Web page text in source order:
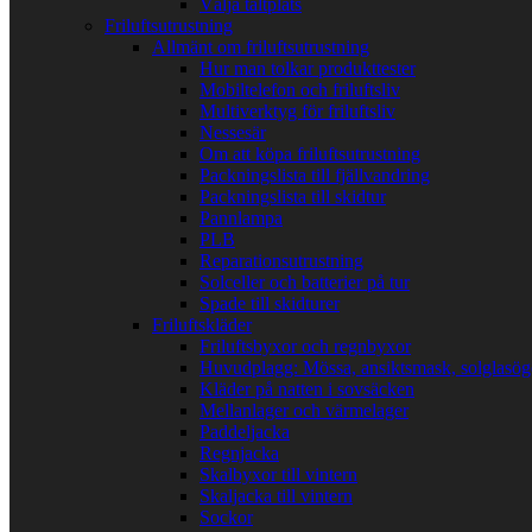
Välja tältplats
Friluftsutrustning
Allmänt om friluftsutrustning
Hur man tolkar produkttester
Mobiltelefon och friluftsliv
Multiverktyg för friluftsliv
Nessesär
Om att köpa friluftsutrustning
Packningslista till fjällvandring
Packningslista till skidtur
Pannlampa
PLB
Reparationsutrustning
Solceller och batterier på tur
Spade till skidturer
Friluftskläder
Friluftsbyxor och regnbyxor
Huvudplagg: Mössa, ansiktsmask,
Kläder på natten i sovsäcken
Mellanlager och värmelager
Paddeljacka
Regnjacka
Skalbyxor till vintern
Skaljacka till vintern
Sockor